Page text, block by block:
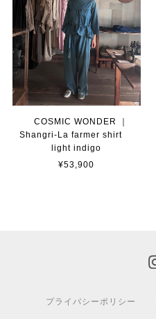
COSMIC WONDER ｜
Shangri-La farmer shirt
light indigo
¥53,900
プライバシーポリシー